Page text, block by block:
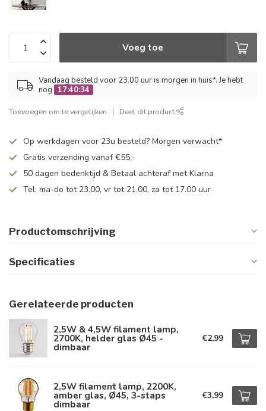
Voeg toe
Vandaag besteld voor 23.00 uur is morgen in huis*. Je hebt
nog
17:40:33
Toevoegen om te vergelijken Deel dit product
Op werkdagen voor 23u besteld? Morgen verwacht*
Gratis verzending vanaf €55,-
50 dagen bedenktijd & Betaal achteraf met Klarna
Tel: ma-do tot 23.00, vr tot 21.00, za tot 17.00 uur
Productomschrijving
Specificaties
Gerelateerde producten
2,5W & 4,5W filament lamp,
2700K, helder glas Ø45 -
dimbaar
€2,99
2,5W filament lamp, 2200K,
amber glas, Ø45, 3-staps
dimbaar
€3,99